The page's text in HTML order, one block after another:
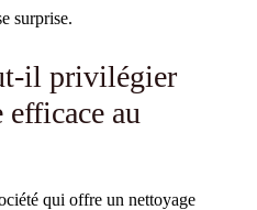
surprise.
il privilégier
au
qui offre un nettoyage